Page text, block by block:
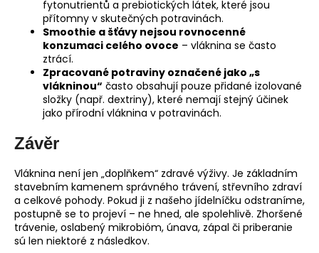
fytonutrientů a prebiotických látek, které jsou
přítomny v skutečných potravinách.
Smoothie a šťávy nejsou rovnocenné
konzumaci celého ovoce – vláknina se často
ztrácí.
Zpracované potraviny označené jako „s
vlákninou“ často obsahují pouze přidané izolované
složky (např. dextriny), které nemají stejný účinek
jako přírodní vláknina v potravinách.
Závěr
Vláknina není jen „doplňkem“ zdravé výživy. Je základním
stavebním kamenem správného trávení, střevního zdraví
a celkové pohody. Pokud ji z našeho jídelníčku odstraníme,
postupně se to projeví – ne hned, ale spolehlivě. Zhoršené
trávenie, oslabený mikrobióm, únava, zápal či priberanie
sú len niektoré z následkov.